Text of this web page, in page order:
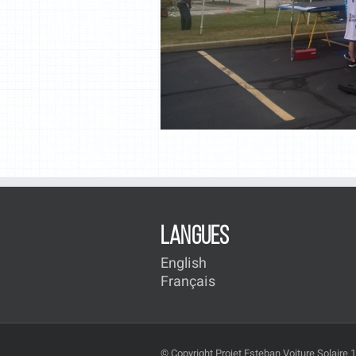
LANGUES
English
Français